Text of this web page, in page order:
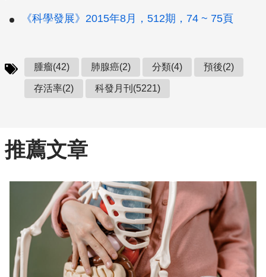
《科學發展》2015年8月，512期，74 ~ 75頁
腫瘤(42) 肺腺癌(2) 分類(4) 預後(2)
存活率(2) 科發月刊(5221)
推薦文章